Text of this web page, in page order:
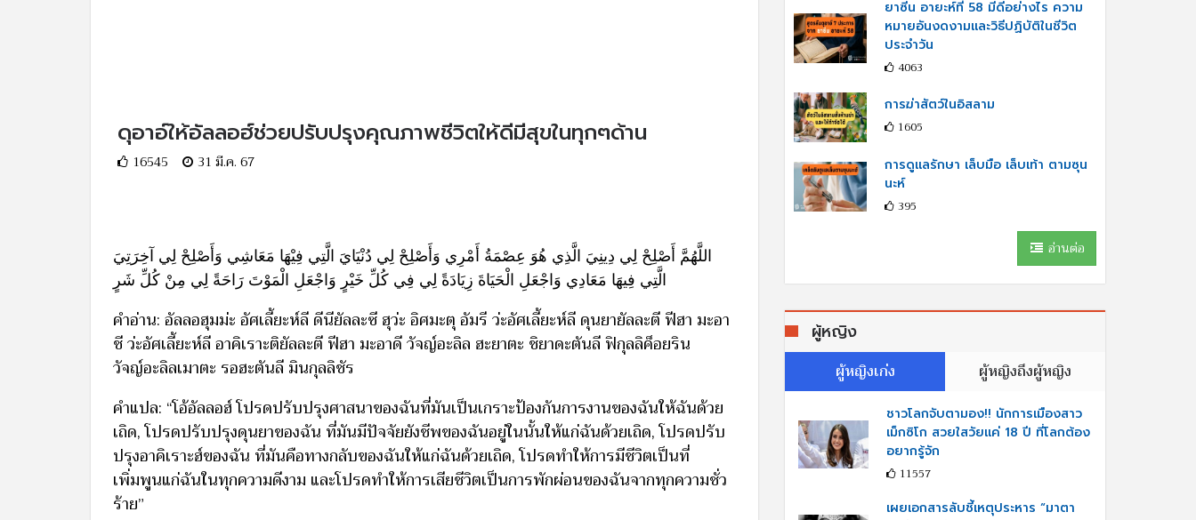
ดุอาอ์ให้อัลลอฮ์ช่วยปรับปรุงคุณภาพชีวิตให้ดีมีสุขในทุกๆด้าน
16545 31 มี.ค. 67
اللَّهُمَّ أَصْلِحْ لِي دِينِيَ الَّذِي هُوَ عِصْمَةُ أَمْرِي وَأَصْلِحْ لِي دُنْيَايَ الَّتِي فِيْهَا مَعَاشِي وَأَصْلِحْ لِي آخِرَتِيَ
الَّتِي فِيهَا مَعَادِي وَاجْعَلِ الْحَيَاةَ زِيَادَةً لِي فِي كُلِّ خَيْرٍ وَاجْعَلِ الْمَوْتَ رَاحَةً لِي مِنْ كُلِّ شَرٍ
คำอ่าน: อัลลอฮุมม่ะ อัศเลี้ยะห์ลี ดีนียัลละซี ฮุว่ะ อิศมะตุ อัมรี ว่ะอัศเลี้ยะห์ลี ดุนยายัลละตี ฟีฮา มะอา
ชี ว่ะอัศเลี้ยะห์ลี อาคิเราะติยัลละตี ฟีฮา มะอาดี วัจญ์อะลิล ฮะยาตะ ชิยาดะตันลี ฟิกุลลิค็อยริน
วัจญ์อะลิลเมาตะ รอฮะตันลี มินกุลลิชัร
คำแปล: “โอ้อัลลอฮ์ โปรดปรับปรุงศาสนาของฉันที่มันเป็นเกราะป้องกันการงานของฉันให้ฉันด้วย
เถิด, โปรดปรับปรุงดุนยาของฉัน ที่มันมีปัจจัยยังชีพของฉันอยู่ในนั้นให้แก่ฉันด้วยเถิด, โปรดปรับ
ปรุงอาคิเราะฮ์ของฉัน ที่มันคือทางกลับของฉันให้แก่ฉันด้วยเถิด, โปรดทำให้การมีชีวิตเป็นที่
เพิ่มพูนแก่ฉันในทุกความดีงาม และโปรดทำให้การเสียชีวิตเป็นการพักผ่อนของฉันจากทุกความชั่ว
ร้าย”
ยาซีน อายะห์ที่ 58 มีดีอย่างไร ความ
หมายอันงดงามและวิธีปฏิบัติในชีวิต
ประจำวัน
4063
การฆ่าสัตว์ในอิสลาม
1605
การดูแลรักษา เล็บมือ เล็บเท้า ตามซุน
นะห์
395
อ่านต่อ
ผู้หญิง
ผู้หญิงเก่ง
ผู้หญิงถึงผู้หญิง
ชาวโลกจับตามอง!! นักการเมืองสาว
เม็กซิโก สวยใสวัยแค่ 18 ปี ที่โลกต้อง
อยากรู้จัก
11557
เผยเอกสารลับชี้เหตุประหาร “มาตา